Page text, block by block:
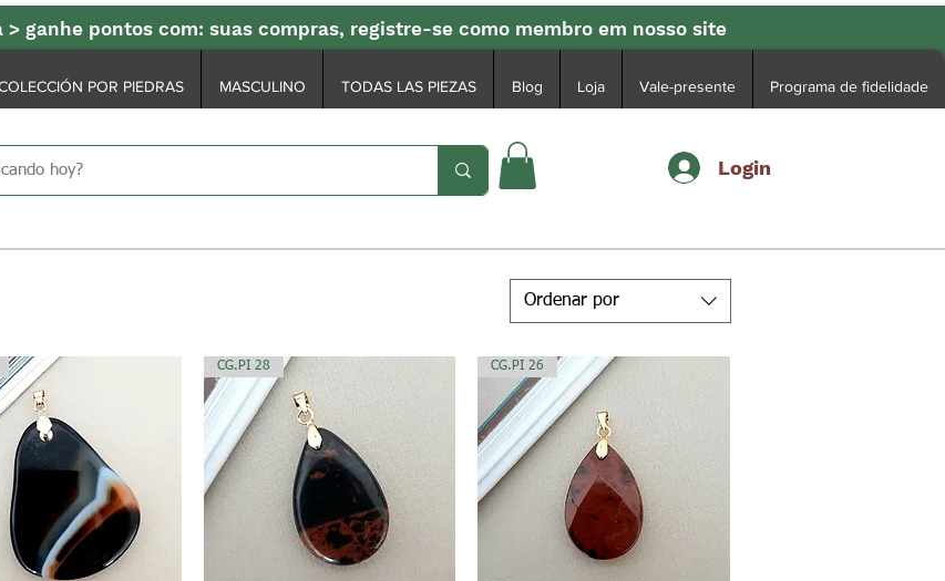
ganhe pontos com: suas compras, registre-se como membro em nosso site
POR PIEDRAS MASCULINO TODAS LAS PIEZAS Blog Loja Vale-presente Programa de fidelidade
Login
Ordenar por
CG.PI 28 CG.PI 26